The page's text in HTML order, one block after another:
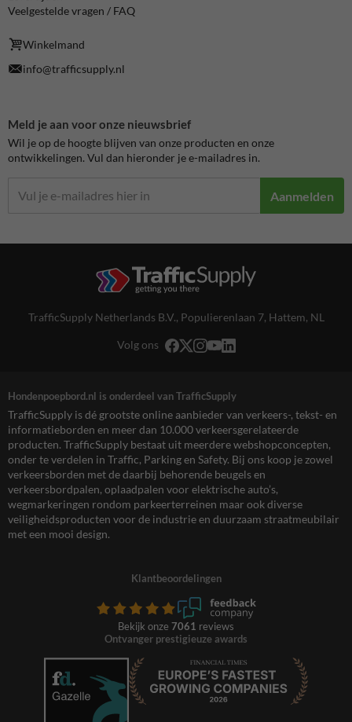
Veelgestelde vragen / FAQ
Winkelmand
info@trafficsupply.nl
Meld je aan voor onze nieuwsbrief
Wil je op de hoogte blijven van onze producten en onze
ontwikkelingen. Vul dan hieronder je e-mailadres in.
Aanmelden
TrafficSupply Netherlands B.V., Populierenlaan 7, Hattem, NL
Volg ons
Hondenpoepbord.nl is onderdeel van TrafficSupply
TrafficSupply is dé grootste online aanbieder van verkeers-, tekst- en
informatieborden en meer dan 10.000 verkeersgerelateerde
producten. TrafficSupply bestaat uit meerdere webshopconcepten,
onder te verdelen in Traffic, Parking en Safety. Bij ons koop je zowel
verkeersborden met de daarbij behorende beugels en
verkeersbordpalen, oplaadpalen voor elektrische auto’s,
wegmarkeringen rondom parkeerterreinen maar ook diverse
veiligheidsproducten voor de industrie en duurzaam straatmeubilair
met een mooi design.
Klantbeoordelingen
Bekijk onze 7061 reviews
Ontvanger prestigieuze awards